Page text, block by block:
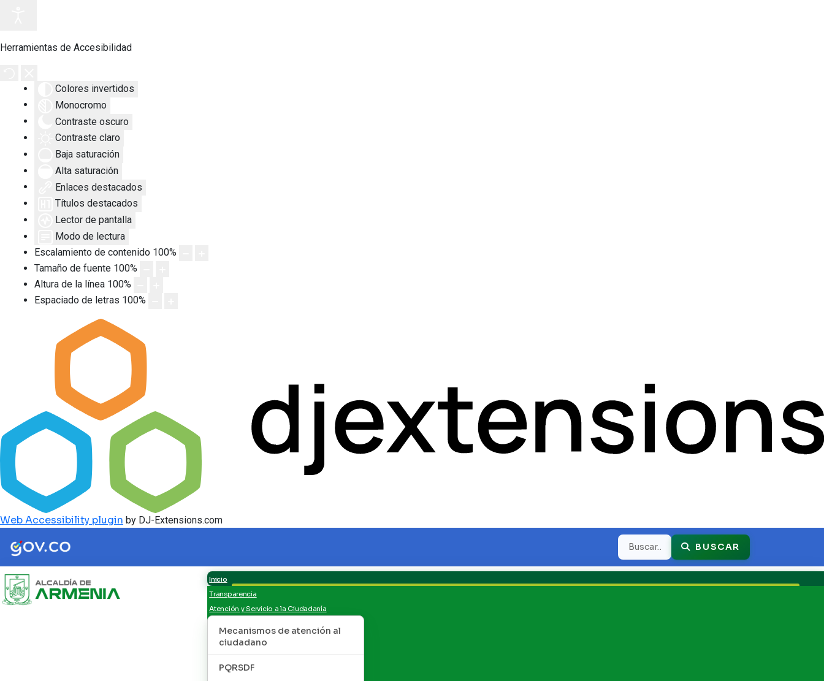
Herramientas de Accesibilidad
Colores invertidos
Monocromo
Contraste oscuro
Contraste claro
Baja saturación
Alta saturación
Enlaces destacados
Títulos destacados
Lector de pantalla
Modo de lectura
Escalamiento de contenido 100%
Tamaño de fuente 100%
Altura de la línea 100%
Espaciado de letras 100%
Web Accessibility plugin by DJ-Extensions.com
Buscar BUSCAR
Inicio
Transparencia
Atención y Servicio a la Ciudadanía
Mecanismos de atención al
ciudadano
PQRSDF